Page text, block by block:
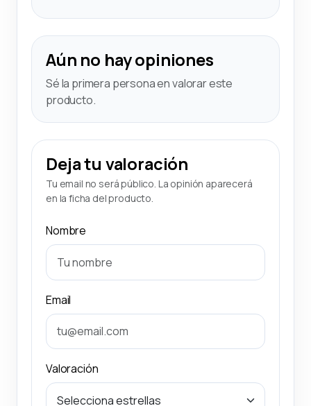
Aún no hay opiniones
Sé la primera persona en valorar este
producto.
Deja tu valoración
Tu email no será público. La opinión aparecerá
en la ficha del producto.
Nombre
Email
Valoración